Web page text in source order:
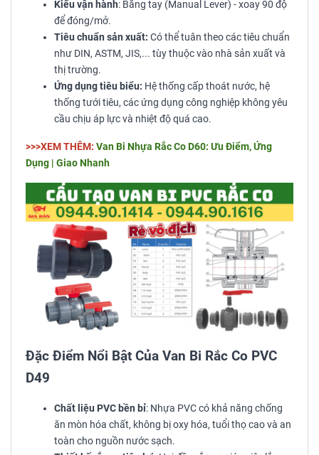
Kiểu vận hành: Bằng tay (Manual Lever) - xoay 90 độ
để đóng/mở.
Tiêu chuẩn sản xuất: Có thể tuân theo các tiêu chuẩn
như DIN, ASTM, JIS,... tùy thuộc vào nhà sản xuất và
thị trường.
Ứng dụng tiêu biểu: Hệ thống cấp thoát nước, hệ
thống tưới tiêu, các ứng dụng công nghiệp không yêu
cầu chịu áp lực và nhiệt độ quá cao.
>>>XEM THÊM: Van Bi Nhựa Rắc Co D60: Ưu Điểm, Ứng
Dụng | Giao Nhanh
Đặc Điểm Nổi Bật Của Van Bi Rắc Co PVC
D49
Chất liệu PVC bền bỉ: Nhựa PVC có khả năng chống
ăn mòn hóa chất, không bị oxy hóa, tuổi thọ cao và an
toàn cho nguồn nước sạch.